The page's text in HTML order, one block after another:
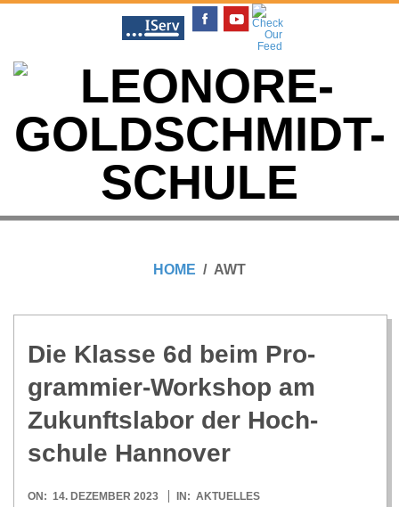
content
L
O
N
O
R
HOME AWT
Die Klasse 6d beim Pro­
gram­mier-Work­shop am
Zukunfts­la­bor der Hoch­
schule Hannover
2023-
ON: 14. DEZEMBER 2023 IN: AKTUELLES